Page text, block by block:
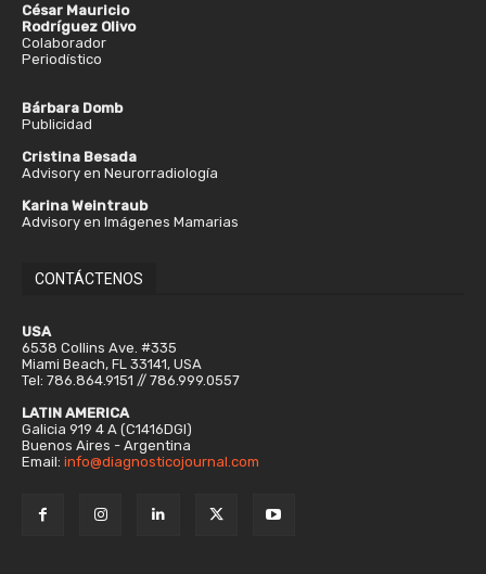
César Mauricio
Rodríguez Olivo
Colaborador
Periodístico
Bárbara Domb
Publicidad
Cristina Besada
Advisory en Neurorradiología
Karina Weintraub
Advisory en Imágenes Mamarias
CONTÁCTENOS
USA
6538 Collins Ave. #335
Miami Beach, FL 33141, USA
Tel: 786.864.9151 // 786.999.0557
LATIN AMERICA
Galicia 919 4 A (C1416DGI)
Buenos Aires - Argentina
Email: info@diagnosticojournal.com